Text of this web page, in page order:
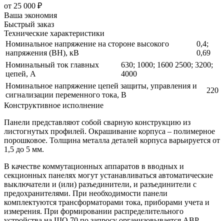
от 25 000 ₽
Ваша экономия
Быстрый заказ
Технические характеристики
Номинальное напряжение на стороне высокого
напряжения (ВН), кВ
0,4;
0,69
Номинальный ток главных
цепей, А
630; 1000; 1600 2500; 3200;
4000
Номинальное напряжение цепей защиты, управления и
сигнализации переменного тока, В
220
Конструктивное исполнение
Панели представляют собой сварную конструкцию из
листогнутых профилей. Окрашивание корпуса – полимерное
порошковое. Толщина металла деталей корпуса варьируется от
1,5 до 5 мм.
В качестве коммутационных аппаратов в вводных и
секционных панелях могут устанавливаться автоматические
выключатели и (или) разъединители, и разъединители с
предохранителями. При необходимости панели
комплектуются трансформаторами тока, приборами учета и
измерения. При формировании распределительного